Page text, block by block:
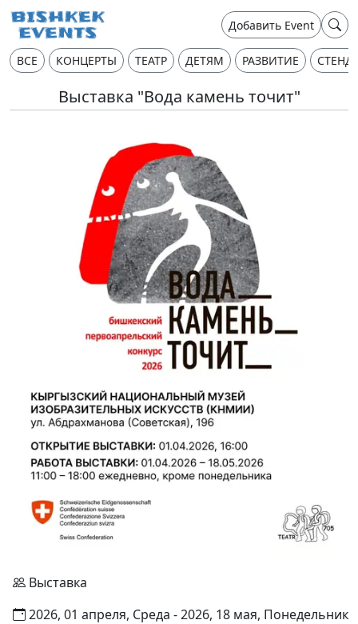
Добавить Event
ВСЕ КОНЦЕРТЫ ТЕАТР ДЕТЯМ РАЗВИТИЕ
Выставка "Вода камень точит"
Выставка
2026, 01 апреля, Среда - 2026, 18 мая, Понедельник